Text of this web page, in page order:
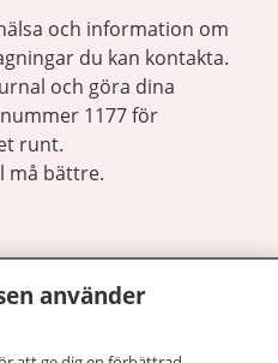
och information om
du kan kontakta.
och göra dina
1177 för
runt.
må bättre.
använder